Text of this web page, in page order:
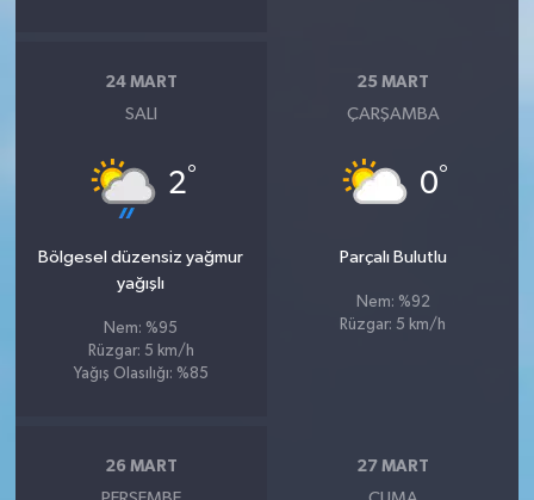
24 MART
SALI
2°
Bölgesel düzensiz yağmur
yağışlı
Nem: %95
Rüzgar: 5 km/h
Yağış Olasılığı: %85
25 MART
ÇARŞAMBA
0°
Parçalı Bulutlu
Nem: %92
Rüzgar: 5 km/h
26 MART 27 MART